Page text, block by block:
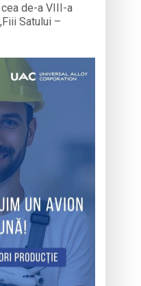
de-a VIII-a
Satului –